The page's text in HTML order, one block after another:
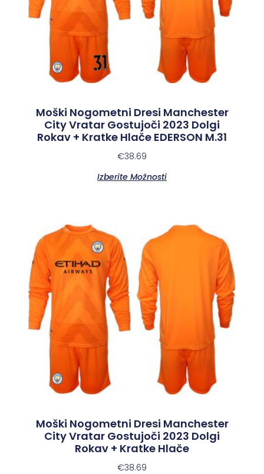
Moški Nogometni Dresi Manchester
City Vratar Gostujoči 2023 Dolgi
Rokav + Kratke Hlače EDERSON M.31
€38.69
Izberite Možnosti
Moški Nogometni Dresi Manchester
City Vratar Gostujoči 2023 Dolgi
Rokav + Kratke Hlače
€38.69